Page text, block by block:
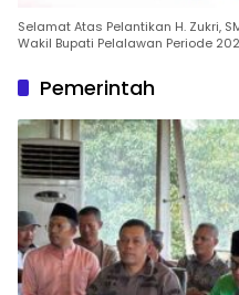
Selamat Atas Pelantikan H. Zukri,
Wakil Bupati Pelalawan Periode
Pemerintah